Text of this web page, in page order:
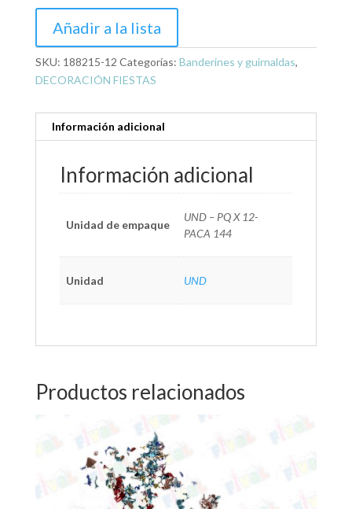
Añadir a la lista
SKU: 188215-12 Categorías: Banderines y guirnaldas,
DECORACIÓN FIESTAS
Información adicional
Información adicional
Unidad de empaque
UND – PQ X 12-
PACA 144
Unidad UND
Productos relacionados